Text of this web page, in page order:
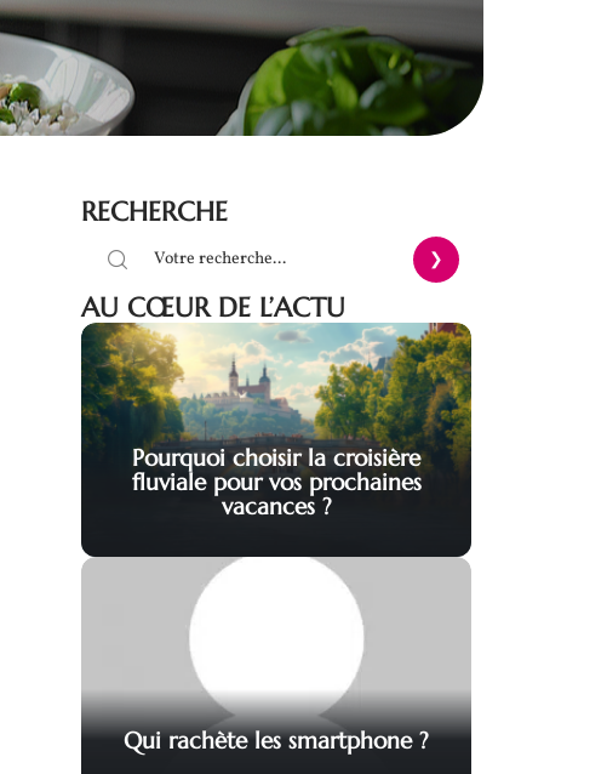
RECHERCHE
AU CŒUR DE L’ACTU
Pourquoi choisir la croisière
fluviale pour vos prochaines
vacances ?
Qui rachète les smartphone ?